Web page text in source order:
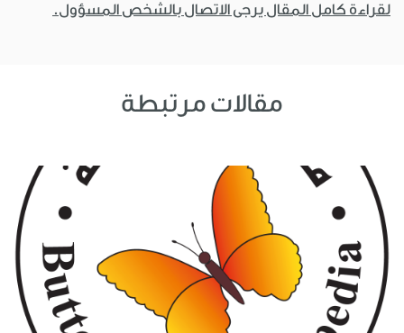
لقراءة كامل المقال يرجى الاتصال بالشخص المسؤول.
مقالات مرتبطة